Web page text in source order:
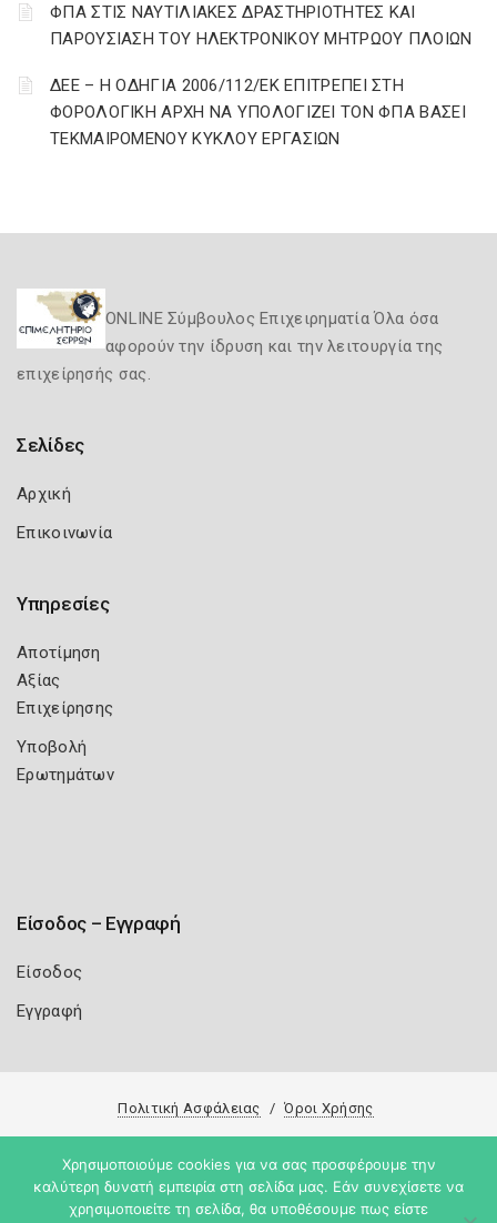
ΦΠΑ ΣΤΙΣ ΝΑΥΤΙΛΙΑΚΕΣ ΔΡΑΣΤΗΡΙΟΤΗΤΕΣ ΚΑΙ
ΠΑΡΟΥΣΙΑΣΗ ΤΟΥ ΗΛΕΚΤΡΟΝΙΚΟΥ ΜΗΤΡΩΟΥ ΠΛΟΙΩΝ
ΔΕΕ – Η ΟΔΗΓΙΑ 2006/112/ΕΚ ΕΠΙΤΡΕΠΕΙ ΣΤΗ
ΦΟΡΟΛΟΓΙΚΗ ΑΡΧΗ ΝΑ ΥΠΟΛΟΓΙΖΕΙ ΤΟΝ ΦΠΑ ΒΑΣΕΙ
ΤΕΚΜΑΙΡΟΜΕΝΟΥ ΚΥΚΛΟΥ ΕΡΓΑΣΙΩΝ
ONLINE Σύμβουλος Επιχειρηματία Όλα όσα
αφορούν την ίδρυση και την λειτουργία της
επιχείρησής σας.
Σελίδες
Αρχική
Επικοινωνία
Υπηρεσίες
Αποτίμηση
Αξίας
Επιχείρησης
Υποβολή
Ερωτημάτων
Είσοδος – Εγγραφή
Είσοδος
Εγγραφή
Πολιτική Ασφάλειας Όροι Χρήσης
Copyright 2026 Knowledge A.E.
Χρησιμοποιούμε cookies για να σας προσφέρουμε την
καλύτερη δυνατή εμπειρία στη σελίδα μας. Εάν συνεχίσετε να
χρησιμοποιείτε τη σελίδα, θα υποθέσουμε πως είστε